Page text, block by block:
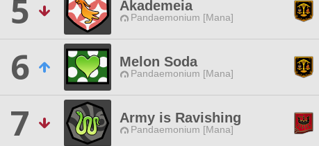
5
Akademeia
Pandaemonium [Mana]
6
Melon Soda
Pandaemonium [Mana]
7
Army is Ravishing
Pandaemonium [Mana]